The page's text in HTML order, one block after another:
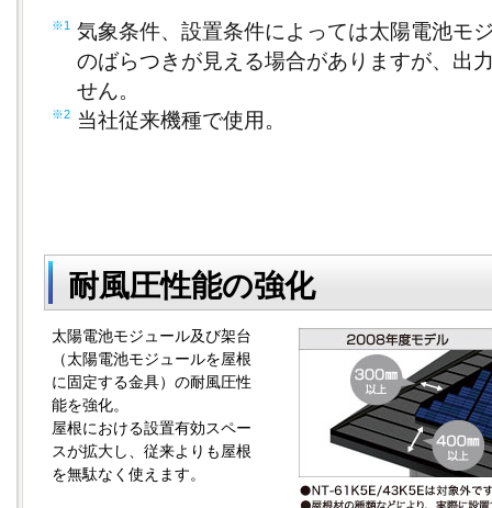
※1
気象条件、設置条件によっては太陽電池モ
のばらつきが見える場合がありますが、出
せん。
※2 当社従来機種で使用。
耐風圧性能の強化
太陽電池モジュール及び架台
（太陽電池モジュールを屋根
に固定する金具）の耐風圧性
能を強化。
屋根における設置有効スペー
スが拡大し、従来よりも屋根
を無駄なく使えます。